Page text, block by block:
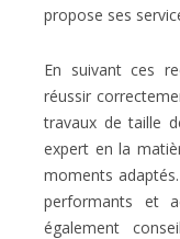
propose ses
En suivant ces
réussir
travaux de taille
expert en la
moments
performants et
également